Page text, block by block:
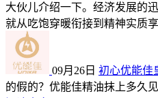
大伙儿介绍一下。经济发展的
就从吃饱穿暖衔接到精神实质
09月26日 初心优能佳
的假的？优能佳精油抹上多久